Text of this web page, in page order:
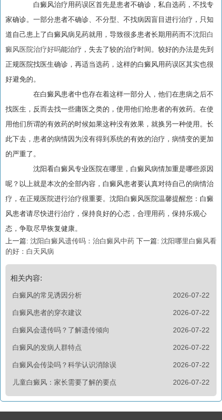
白癜风治疗用药误区首先是患者不确诊，私自选药，不找专
家确诊。一部分患者不确诊、不分型、不找病因盲目进行治疗，只知
道自己患上了白癜风病见药就用，导致很多患者长期用药而不沈阳白
癜风医院治疗好吗能治疗，失去了较的治疗时间。较好的办法是先到
正规医院找医生确诊，再适当选药，这样的白癜风用药误区其实也很
好避免的。
在白癜风患者中也存在着这样一部分人，他们在患病之后不
找医生，反而去找一些庸医之类的，使用他们给患者的有效药。在使
用他们所谓的有效药的时候如果这种没有效果，就换另一种使用。长
此下去，患者的病情因为没有得到系统的有效的治疗，病情变的更加
的严重了。
沈阳看白癜风专业医院在哪里，白癜风病情加重是哪些原因
呢？以上就是本次的全部内容，白癜风患者要认真对待自己的病情治
疗，在正规医院进行治疗很重要。沈阳白癜风医院温馨提醒您：白癜
风患者请尽快进行治疗，保持良好的心态，合理用药，保持乐观心
态，争取尽早恢复健康。
上一篇: 沈阳白癜风遗传吗：治白癜风中药 下一篇: 沈阳哪里白癜风看
的好：白天风病
相关内容:
2026-07-22
白癜风的常见诱因分析
2026-07-22
白癜风患者的穿衣建议
2026-07-22
白癜风会遗传吗？了解遗传倾向
2026-07-22
白癜风的发病人群特点
2026-07-22
白癜风会传染吗？科学认识消除误
2026-07-22
儿童白癜风：家长需要了解的要点